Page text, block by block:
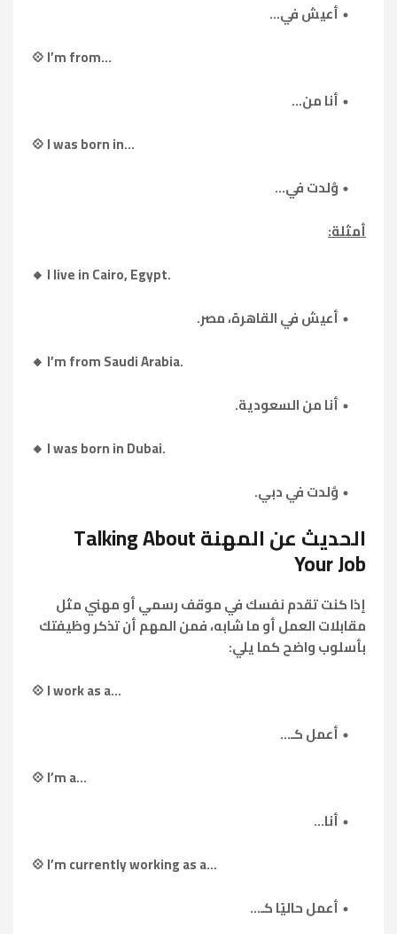
أعيش في...
💠 I’m from...
أنا من...
💠 I was born in...
وُلدت في...
أمثلة:
🔸 I live in Cairo, Egypt.
أعيش في القاهرة، مصر.
🔸 I’m from Saudi Arabia.
أنا من السعودية.
🔸 I was born in Dubai.
وُلدت في دبي.
الحديث عن المهنة Talking About
Your Job
إذا كنت تقدم نفسك في موقف رسمي أو مهني مثل
مقابلات العمل أو ما شابه، فمن المهم أن تذكر وظيفتك
بأسلوب واضح كما يلي:
💠 I work as a...
أعمل كـ...
💠 I’m a...
أنا...
💠 I’m currently working as a...
أعمل حاليًا كـ...